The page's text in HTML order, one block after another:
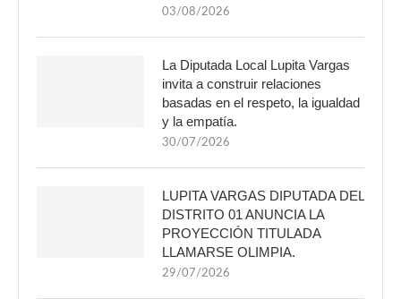
03/08/2026
La Diputada Local Lupita Vargas
invita a construir relaciones
basadas en el respeto, la igualdad
y la empatía.
30/07/2026
LUPITA VARGAS DIPUTADA DEL
DISTRITO 01 ANUNCIA LA
PROYECCIÓN TITULADA
LLAMARSE OLIMPIA.
29/07/2026